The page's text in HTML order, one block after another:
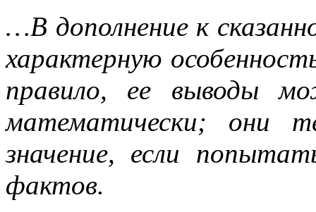
…В дополнение к
характерную
правило, ее выводы
математически; они
значение, если
фактов.